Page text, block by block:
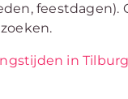
in Tilburg